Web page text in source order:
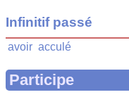
Infinitif passé
avoir acculé
Participe